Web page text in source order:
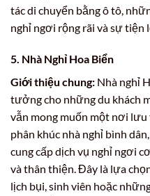
tác di chuyển bằng ô tô,
nghỉ ngơi rộng rãi và sự tiện
5. Nhà Nghỉ Hoa Biển
Giới thiệu chung: Nhà nghỉ
tưởng cho những du khách
vẫn mong muốn một nơi lưu
phân khúc nhà nghỉ bình
cung cấp dịch vụ nghỉ ngơi
và thân thiện. Đây là lựa
lịch bụi, sinh viên hoặc